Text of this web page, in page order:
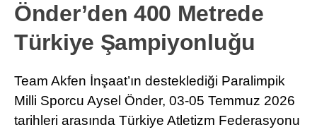
DÜNYA
MAGAZİN
SAĞLIK
TEKNOLOJİ
Önder’den 400 Metrede
Türkiye Şampiyonluğu
Team Akfen İnşaat’ın desteklediği Paralimpik
Milli Sporcu Aysel Önder, 03-05 Temmuz 2026
tarihleri arasında Türkiye Atletizm Federasyonu